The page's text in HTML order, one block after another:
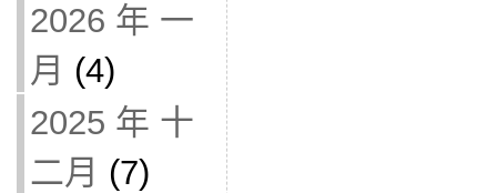
2026 年 一
月 (4)
2025 年 十
二月 (7)